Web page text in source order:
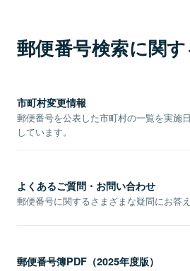
郵便番号検索に関
市町村変更情報
郵便番号を公表した市町村の一覧を実施
しています。
よくあるご質問・お問い合わせ
郵便番号に関するさまざまな疑問にお答え
郵便番号簿PDF（2025年度版）